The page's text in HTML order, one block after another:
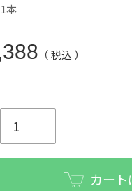
本
税込
カート